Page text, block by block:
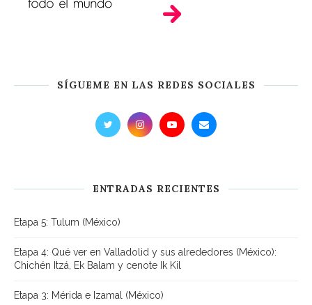
SÍGUEME EN LAS REDES SOCIALES
ENTRADAS RECIENTES
Etapa 5: Tulum (México)
Etapa 4: Qué ver en Valladolid y sus alrededores (México):
Chichén Itzá, Ek Balam y cenote Ik Kil
Etapa 3: Mérida e Izamal (México)